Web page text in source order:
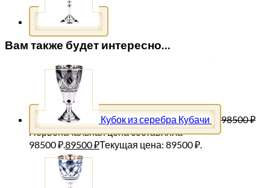
Вам также будет интересно…
Кубок из серебра Кубачи 98500₽
Первоначальная цена составляла
98500 ₽.89500₽Текущая цена: 89500 ₽.